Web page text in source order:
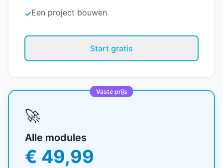
✓Een project bouwen
Start gratis
Vaste prijs
🚀
Alle modules
€ 49,99